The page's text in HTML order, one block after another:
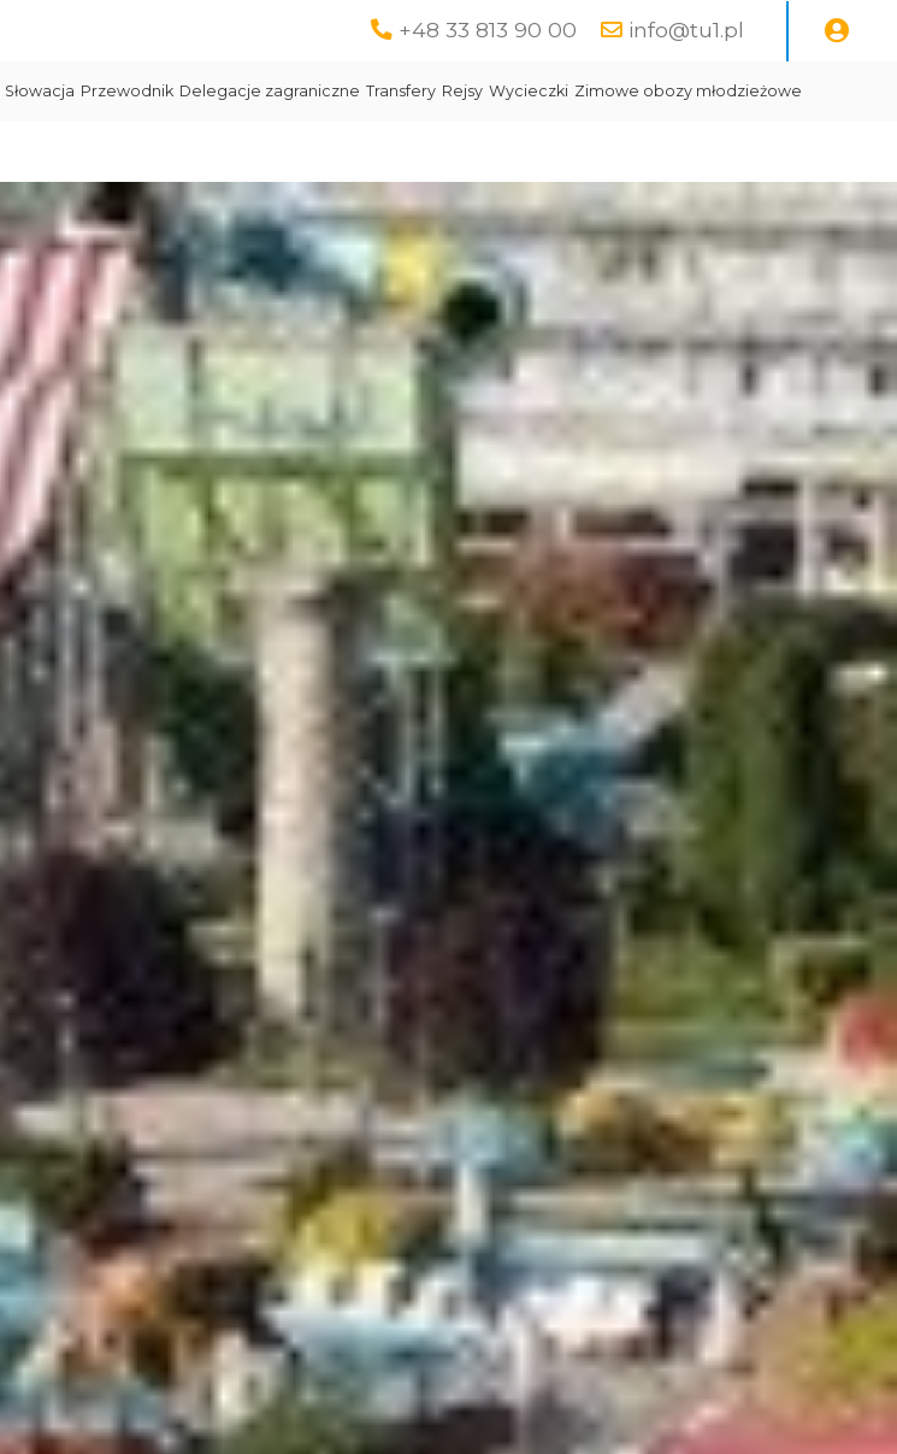
+48 33 813 90 00 info@tu1.pl
Słowacja Przewodnik Delegacje zagraniczne Transfery Rejsy Wycieczki Zimowe obozy młodzieżowe